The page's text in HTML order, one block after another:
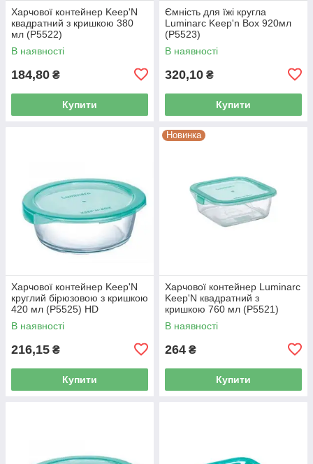
Харчової контейнер Keep'N
квадратний з кришкою 380
мл (P5522)
В наявності
184,80 ₴
Купити
Ємність для їжі кругла
Luminarc Keep'n Box 920мл
(P5523)
В наявності
320,10 ₴
Купити
Харчової контейнер Keep'N
круглий бірюзовою з кришкою
420 мл (P5525) HD
В наявності
216,15 ₴
Купити
Новинка
Харчової контейнер Luminarc
Keep'N квадратний з
кришкою 760 мл (P5521)
В наявності
264 ₴
Купити